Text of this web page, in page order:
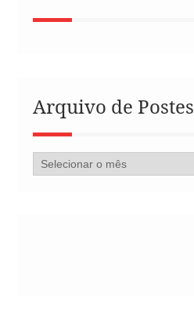
Arquivo de Postes
Arquivo
de